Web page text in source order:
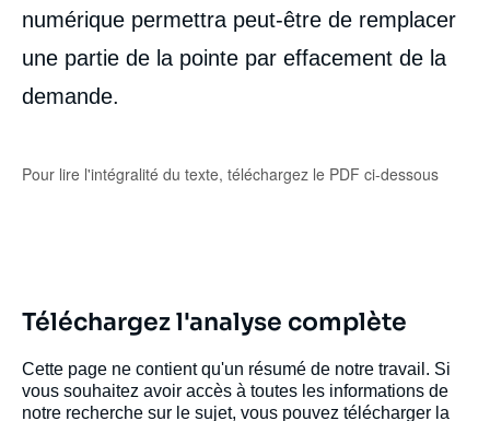
numérique permettra peut-être de remplacer
une partie de la pointe par effacement de la
demande.
Pour lire l'intégralité du texte, téléchargez le PDF ci-dessous
Téléchargez l'analyse complète
Cette page ne contient qu'un résumé de notre travail. Si
vous souhaitez avoir accès à toutes les informations de
notre recherche sur le sujet, vous pouvez télécharger la